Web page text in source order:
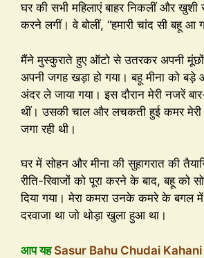
घर की सभी महिलाएं बाहर निकलीं और खुशी
करने लगीं। वे बोलीं, “हमारी चांद सी बहू आ
मैंने मुस्कुराते हुए ऑटो से उतरकर अपनी मूंछों
अपनी जगह खड़ा हो गया। बहू मीना को
अंदर ले जाया गया। इस दौरान मेरी नजरें
थीं। उसकी चाल और लचकती हुई कमर मेरी
जगा रही थी।
घर में सोहन और मीना की सुहागरात की
रीति-रिवाजों को पूरा करने के बाद, बहू
दिया गया। मेरा कमरा उनके कमरे के बगल
दरवाजा था जो थोड़ा खुला हुआ था।
आप यहSasur Bahu Chudai Kahani